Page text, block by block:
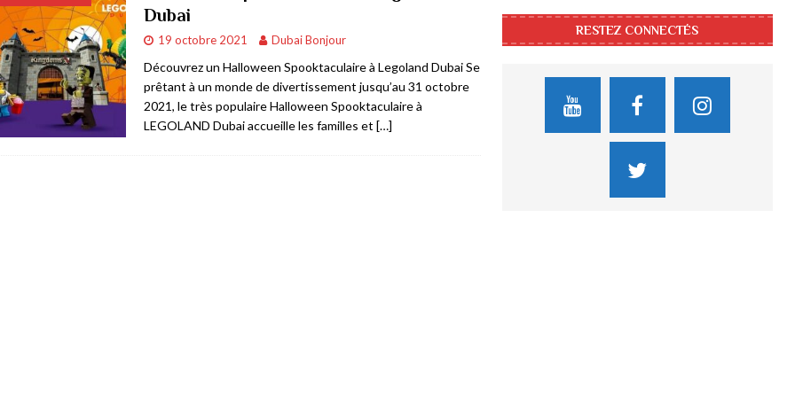
AFFAIRES & ECONOMIE
BIJOUX & ARTICLES DE LUXE
& COMMERCE
Dubai RESTAURANTS & BARS
Dubai
19 octobre 2021 Dubai Bonjour
Découvrez un Halloween Spooktaculaire à Legoland Dubai Se
prêtant à un monde de divertissement jusqu’au 31 octobre
2021, le très populaire Halloween Spooktaculaire à
LEGOLAND Dubai accueille les familles et […]
RESTEZ CONNECTÉS